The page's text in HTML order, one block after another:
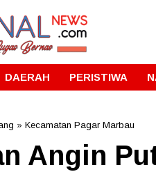
DAERAH PERISTIWA
» Kecamatan Pagar Marbau
Angin